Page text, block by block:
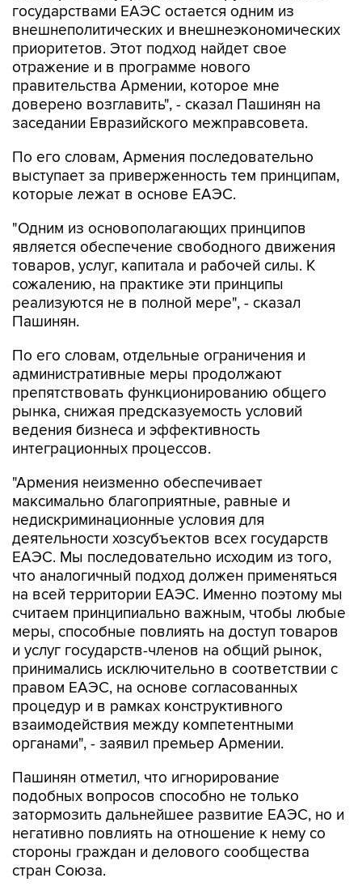
государствами ЕАЭС остается одним из
внешнеполитических и внешнеэкономических
приоритетов. Этот подход найдет свое
отражение и в программе нового
правительства Армении, которое мне
доверено возглавить", - сказал Пашинян на
заседании Евразийского межправсовета.
По его словам, Армения последовательно
выступает за приверженность тем принципам,
которые лежат в основе ЕАЭС.
"Одним из основополагающих принципов
является обеспечение свободного движения
товаров, услуг, капитала и рабочей силы. К
сожалению, на практике эти принципы
реализуются не в полной мере", - сказал
Пашинян.
По его словам, отдельные ограничения и
административные меры продолжают
препятствовать функционированию общего
рынка, снижая предсказуемость условий
ведения бизнеса и эффективность
интеграционных процессов.
"Армения неизменно обеспечивает
максимально благоприятные, равные и
недискриминационные условия для
деятельности хозсубъектов всех государств
ЕАЭС. Мы последовательно исходим из того,
что аналогичный подход должен применяться
на всей территории ЕАЭС. Именно поэтому мы
считаем принципиально важным, чтобы любые
меры, способные повлиять на доступ товаров
и услуг государств-членов на общий рынок,
принимались исключительно в соответствии с
правом ЕАЭС, на основе согласованных
процедур и в рамках конструктивного
взаимодействия между компетентными
органами", - заявил премьер Армении.
Пашинян отметил, что игнорирование
подобных вопросов способно не только
затормозить дальнейшее развитие ЕАЭС, но и
негативно повлиять на отношение к нему со
стороны граждан и делового сообщества
стран Союза.